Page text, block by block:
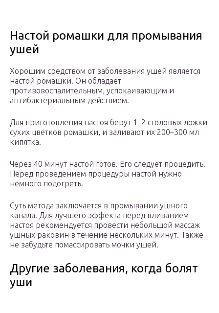
Настой ромашки для промывания
ушей
Хорошим средством от заболевания ушей является
настой ромашки. Он обладает
противовоспалительным, успокаивающим и
антибактериальным действием.
Для приготовления настоя берут 1–2 столовых ложки
сухих цветков ромашки, и заливают их 200–300 мл
кипятка.
Через 40 минут настой готов. Его следует процедить.
Перед проведением процедуры настой нужно
немного подогреть.
Суть метода заключается в промывании ушного
канала. Для лучшего эффекта перед вливанием
настоя рекомендуется провести небольшой массаж
ушных раковин в течение нескольких минут. Также
не забудьте помассировать мочки ушей.
Другие заболевания, когда болят
уши